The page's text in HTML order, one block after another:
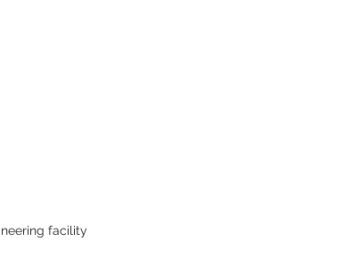
facility